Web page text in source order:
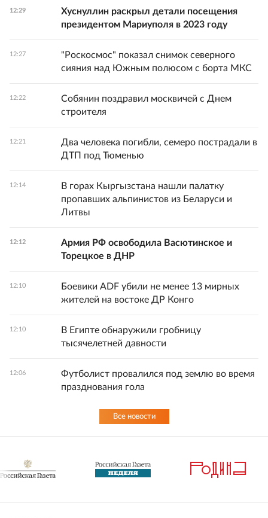
12:29
Хуснуллин раскрыл детали посещения
президентом Мариуполя в 2023 году
12:27
"Роскосмос" показал снимок северного
сияния над Южным полюсом с борта МКС
12:22
Собянин поздравил москвичей с Днем
строителя
12:21
Два человека погибли, семеро пострадали в
ДТП под Тюменью
12:14
В горах Кыргызстана нашли палатку
пропавших альпинистов из Беларуси и
Литвы
12:12
Армия РФ освободила Васютинское и
Торецкое в ДНР
12:10
Боевики ADF убили не менее 13 мирных
жителей на востоке ДР Конго
12:10
В Египте обнаружили гробницу
тысячелетней давности
12:06
Футболист провалился под землю во время
празднования гола
Все новости